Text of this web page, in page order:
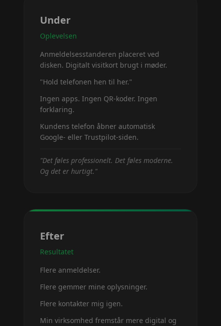
Under
Oplevelsen
Anmeldelsesstanderen placeret ved
disken. Digitalt visitkort brugt i møder.
"Hold telefonen hen til her."
Ingen apps. Ingen QR-koder. Ingen
forklaring.
Kundens telefon åbner automatisk
Google- eller Trustpilot-siden.
"Det føles professionelt. Det føles moderne.
Og det er hurtigt."
Efter
Resultatet
Flere anmeldelser.
Flere gemmer mine oplysninger.
Flere kontakter mig igen.
Min virksomhed fremstår mere digital og